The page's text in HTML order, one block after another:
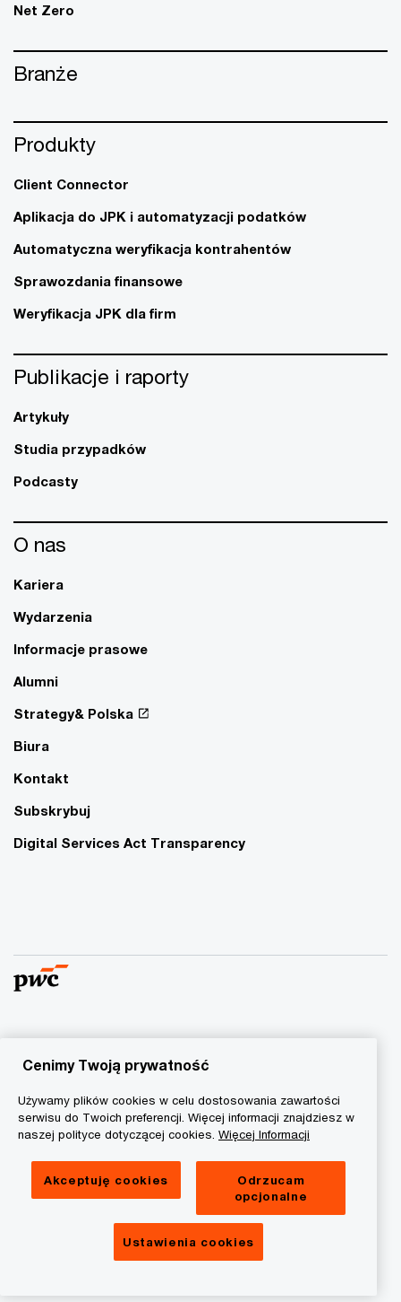
Net Zero
Branże
Produkty
Client Connector
Aplikacja do JPK i automatyzacji podatków
Automatyczna weryfikacja kontrahentów
Sprawozdania finansowe
Weryfikacja JPK dla firm
Publikacje i raporty
Artykuły
Studia przypadków
Podcasty
O nas
Kariera
Wydarzenia
Informacje prasowe
Alumni
Strategy& Polska
Biura
Kontakt
Subskrybuj
Digital Services Act Transparency
© 2015 - 2026 PwC. Wszelkie prawa zastrzeżone. Nazwa
PwC odnosi się do firm wchodzących w skład sieci PwC, z
informacji na stroniewww.pwc.com/structure.
Informacja o ciasteczkach
Informacja prawna
Ustawienia cookies
Cenimy Twoją prywatność
Używamy plików cookies w celu dostosowania zawartości
serwisu do Twoich preferencji. Więcej informacji znajdziesz w
naszej polityce dotyczącej cookies. Więcej Informacji
Akceptuję cookies
Odrzucam
opcjonalne
Ustawienia cookies